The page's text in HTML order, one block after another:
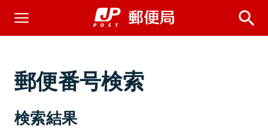
郵便番号検索
検索結果